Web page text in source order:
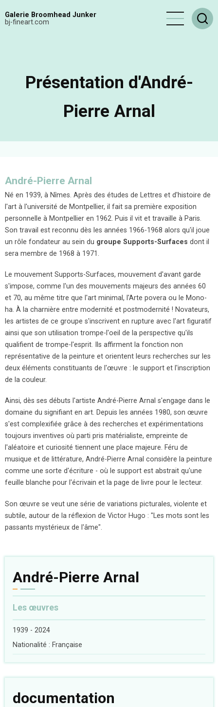
auGalerie Broomhead Junker
bj-fineart.com
Présentation d'André-
Pierre Arnal
André-Pierre Arnal
Né en 1939, à Nîmes. Après des études de Lettres et d'histoire de
l'art à l'université de Montpellier, il fait sa première exposition
personnelle à Montpellier en 1962. Puis il vit et travaille à Paris.
Son travail est reconnu dès les années 1966-1968 alors qu'il joue
un rôle fondateur au sein du groupe Supports-Surfaces dont il
sera membre de 1968 à 1971.
Le mouvement Supports-Surfaces, mouvement d'avant garde
s'impose, comme l'un des mouvements majeurs des années 60
et 70, au même titre que l'art minimal, l'Arte povera ou le Mono-
ha. À la charnière entre modernité et postmodernité ! Novateurs,
les artistes de ce groupe s'inscrivent en rupture avec l'art figuratif
ainsi que son utilisation trompe-l'oeil de la perspective qu'ils
qualifient de trompe-l'esprit. Ils affirment la fonction non
représentative de la peinture et orientent leurs recherches sur les
deux éléments constituants de l'œuvre : le support et l'inscription
de la couleur.
Ainsi, dès ses débuts l'artiste André-Pierre Arnal s'engage dans le
domaine du signifiant en art. Depuis les années 1980, son œuvre
s'est complexifiée grâce à des recherches et expérimentations
toujours inventives où parti pris matérialiste, empreinte de
l'aléatoire et curiosité tiennent une place majeure. Féru de
musique et de littérature, André-Pierre Arnal considère la peinture
comme une sorte d'écriture - où le support est abstrait qu'une
feuille blanche pour l'écrivain et la page de livre pour le lecteur.
Son œuvre se veut une série de variations picturales, violente et
subtile, autour de la réflexion de Victor Hugo : "Les mots sont les
passants mystérieux de l'âme".
André-Pierre Arnal
Les œuvres
1939 - 2024
Nationalité : Française
documentation